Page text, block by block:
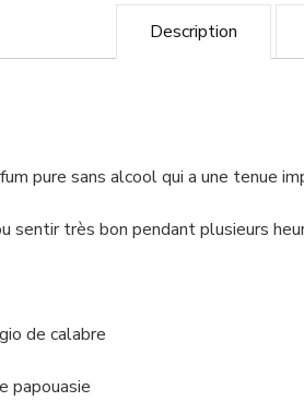
Description
pure sans alcool qui a une tenue
sentir très bon pendant plusieurs
de calabre
papouasie